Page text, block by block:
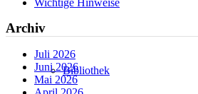
Bibliothek
Archiv
Juli 2026
Juni 2026
Mai 2026